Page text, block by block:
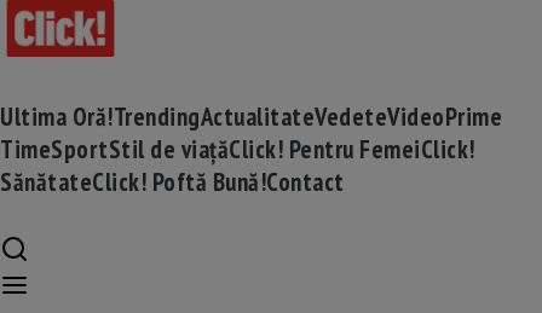
Ultima Oră!TrendingActualitateVedeteVideoPrime
TimeSportStil de viațăClick! Pentru FemeiClick!
SănătateClick! Poftă Bună!Contact